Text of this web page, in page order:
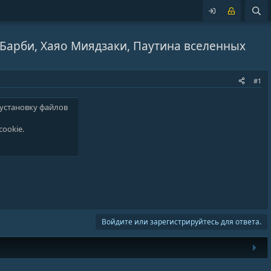
Хаяо Миядзаки, Паутина вселенных
#1
файлов
.
Войдите или зарегистрируйтесь для ответа.